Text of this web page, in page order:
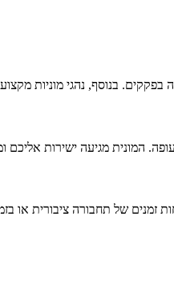
בנוסף, נהגי מוניות
המונית מגיעה ישירות
של תחבורה ציבורית או